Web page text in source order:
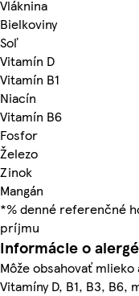
Vláknina
Bielkoviny
Soľ
Vitamín D
Vitamín B1
Niacín
Vitamín B6
Fosfor
Železo
Zinok
Mangán
*% denné referenčné
príjmu
Informácie o
Môže obsahovať mlieko
Vitamíny D, B1, B3, B6,